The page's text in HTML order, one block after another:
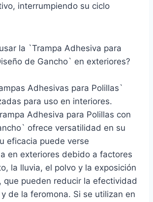
interrumpiendo su ciclo
la `Trampa Adhesiva para
de Gancho` en exteriores?
Adhesivas para Polillas`
para uso en interiores.
Adhesiva para Polillas con
ofrece versatilidad en su
eficacia puede verse
en exteriores debido a factores
la lluvia, el polvo y la exposición
que pueden reducir la efectividad
de la feromona. Si se utilizan en